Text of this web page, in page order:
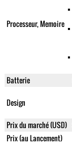
Processeur, Memoire
Batterie
Design
Prix du marché (USD)
Prix (au Lancement)